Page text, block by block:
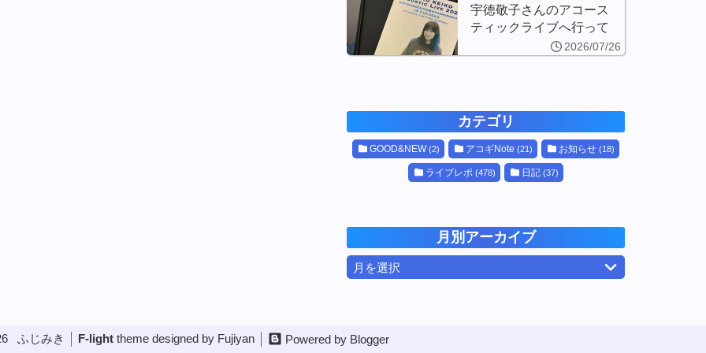
宇徳敬子さんのアコース
ティックライブへ行って
2026/07/26
カテゴリ
GOOD&NEW (2) アコギNote (21) お知らせ (18)
ライブレポ (478) 日記 (37)
月別アーカイブ
月を選択
ふじみき F-lighttheme designed by Fujiyan Powered by Blogger